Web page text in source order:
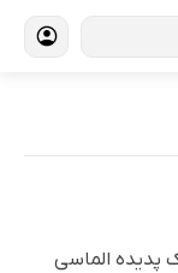
پدیده الماسی